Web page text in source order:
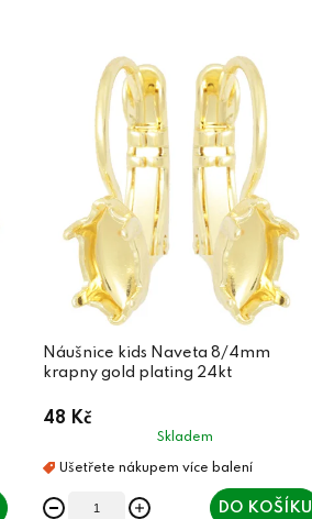
Náušnice kids Naveta 8/4mm
krapny gold plating 24kt
48 Kč
Skladem
DO KOŠÍKU